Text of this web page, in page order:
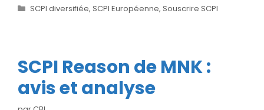
Catégories
SCPI diversifiée, SCPI Européenne, Souscrire SCPI
SCPI Reason de MNK :
avis et analyse